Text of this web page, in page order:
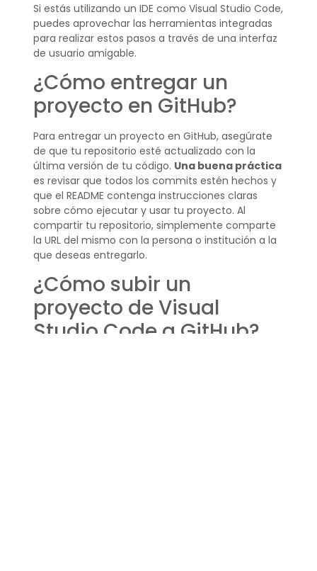
Si estás utilizando un IDE como Visual Studio Code,
puedes aprovechar las herramientas integradas
para realizar estos pasos a través de una interfaz
de usuario amigable.
¿Cómo entregar un
proyecto en GitHub?
Para entregar un proyecto en GitHub, asegúrate
de que tu repositorio esté actualizado con la
última versión de tu código. Una buena práctica
es revisar que todos los commits estén hechos y
que el README contenga instrucciones claras
sobre cómo ejecutar y usar tu proyecto. Al
compartir tu repositorio, simplemente comparte
la URL del mismo con la persona o institución a la
que deseas entregarlo.
¿Cómo subir un
proyecto de Visual
Studio Code a GitHub?